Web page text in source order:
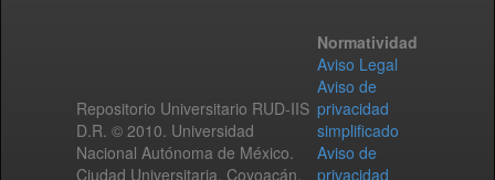
Repositorio Universitario RUD-IIS
D.R. © 2010. Universidad
Nacional Autónoma de México.
Ciudad Universitaria, Coyoacán,
Normatividad
Aviso Legal
Aviso de
privacidad
simplificado
Aviso de
privacidad